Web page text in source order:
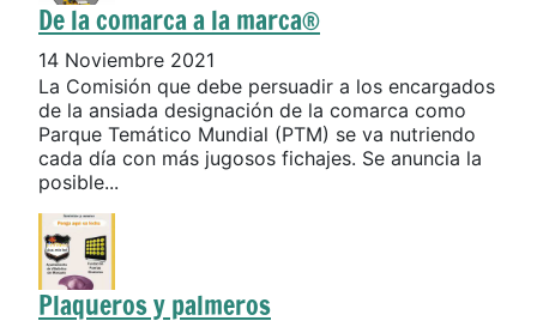
De la comarca a la marca®
14 Noviembre 2021
La Comisión que debe persuadir a los encargados
de la ansiada designación de la comarca como
Parque Temático Mundial (PTM) se va nutriendo
cada día con más jugosos fichajes. Se anuncia la
posible...
Plaqueros y palmeros